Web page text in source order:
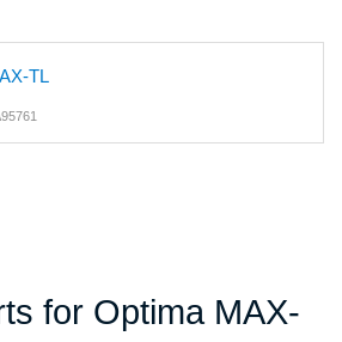
TL
for Optima MAX-